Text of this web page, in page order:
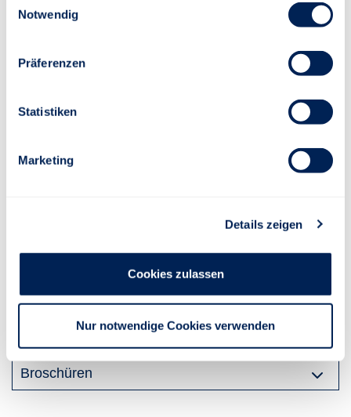
Notwendig
Präferenzen
Statistiken
Marketing
Details zeigen
Cookies zulassen
Nur notwendige Cookies verwenden
Absicherung von Sonnenkollektoren und Scheiben von
Es handelt sich um eine Werbemitteilung.
Bei den Beschreibungen handelt es sich um verkürzte,
Download
Broschüren